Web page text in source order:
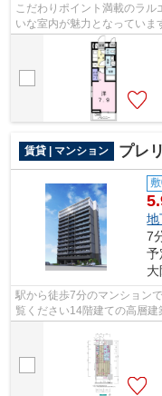
こだわりポイント満載のラ
いな室内が魅力となっていま
14分でアクセス可能な物件で
賃貸 | マンション プレ
地
7
予
駅から徒歩7分のマンション
覧ください14階建ての高層建
物件です。エレベーターがあ